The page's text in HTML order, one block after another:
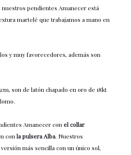
nuestros pendientes Amanecer está
martelé que trabajamos a mano en
y muy favorecedores, además son
son de latón chapado en oro de 18kt
Amanecer conel collar
conla pulsera Alba. Nuestros
más sencilla con un único sol,